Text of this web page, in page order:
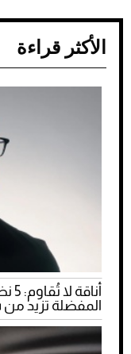
الأكثر قراءة
المفضلة تزيد